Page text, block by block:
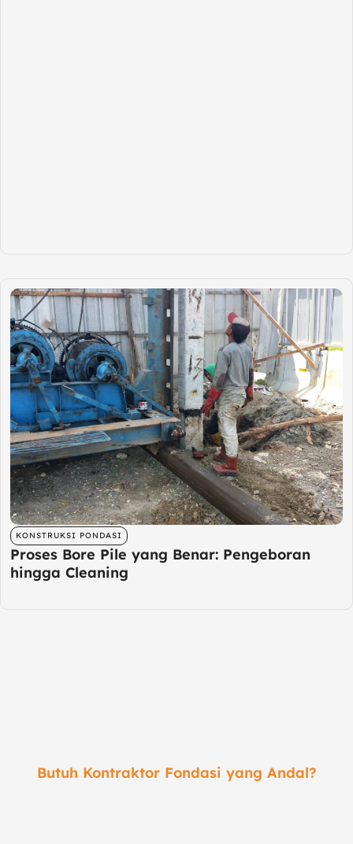
KONSTRUKSI PONDASI
Proses Bore Pile yang Benar: Pengeboran
hingga Cleaning
Butuh Kontraktor Fondasi yang Andal?